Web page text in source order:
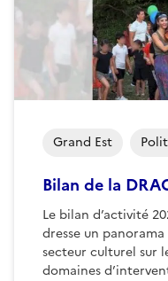
Bilan de la
Le bilan d’activité
dresse un
secteur culturel sur
domaines
Grand Est